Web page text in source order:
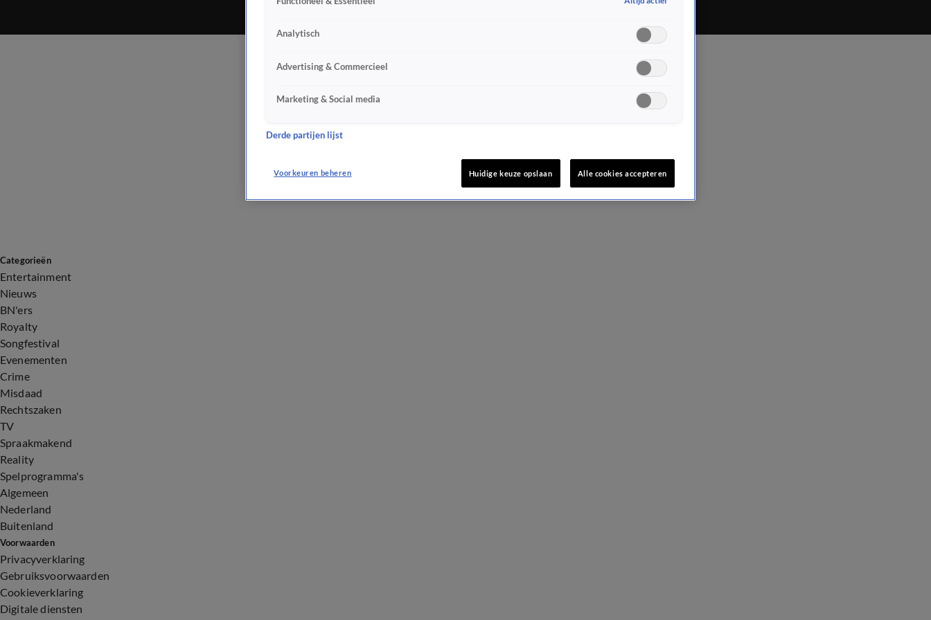
Categorieën
Entertainment
Nieuws
BN'ers
Royalty
Songfestival
Evenementen
Crime
Misdaad
Rechtszaken
TV
Spraakmakend
Reality
Spelprogramma's
Algemeen
Nederland
Buitenland
Voorwaarden
Privacyverklaring
Gebruiksvoorwaarden
Cookieverklaring
Digitale diensten
Analytisch
Advertising & Commercieel
Marketing & Social media
Derde partijen lijst
Voorkeuren beheren Huidige keuze opslaan Alle cookies accepteren